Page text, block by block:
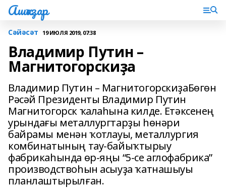
Ашҡаҙар
Сәйәсәт 19 ИЮЛЯ 2019, 07:38
Владимир Путин –
Магнитогорскиҙа
Владимир Путин – МагнитогорскиҙаБөгөн
Рәсәй Президенты Владимир Путин
Магнитогорск ҡалаһына килде. Етәксенең
урындағы металлургтарҙы һөнәри
байрамы менән ҡотлауы, металлургия
комбинатының тау-байыҡтырыу
фабрикаһында өр-яңы “5-се аглофабрика”
производствоһын асыуҙа ҡатнашыуы
планлаштырылған.